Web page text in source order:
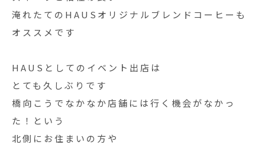
淹れたてのHAUSオリジナルブレンドコーヒーも
オススメです️
HAUSとしてのイベント出店は
とても久しぶりです
橋向こうでなかなか店舗には行く機会がなかっ
た！という
北側にお住まいの方や